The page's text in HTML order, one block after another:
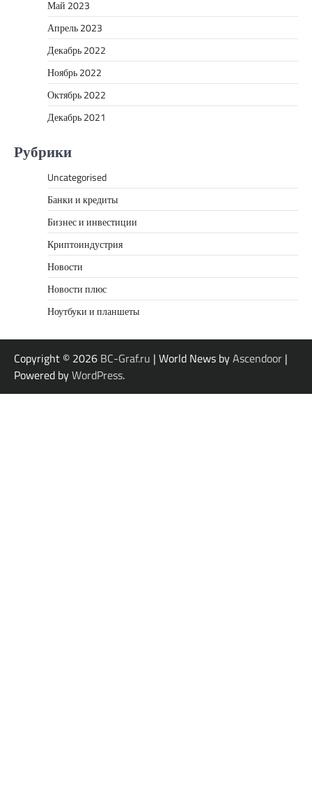
Май 2023
Апрель 2023
Декабрь 2022
Ноябрь 2022
Октябрь 2022
Декабрь 2021
Рубрики
Uncategorised
Банки и кредиты
Бизнес и инвестиции
Криптоиндустрия
Новости
Новости плюс
Ноутбуки и планшеты
Copyright © 2026 BC-Graf.ru | World News byAscendoor |
Powered byWordPress.